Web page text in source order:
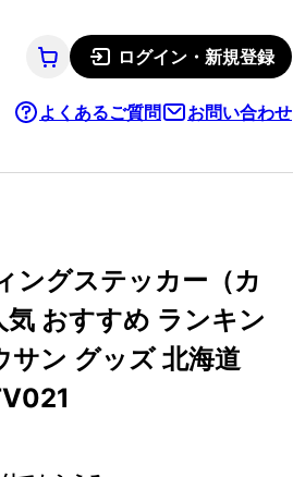
ログイン・新規登録
よくあるご質問 お問い合わせ
ングステッカー（カ
おすすめ ランキン
サン グッズ 北海道